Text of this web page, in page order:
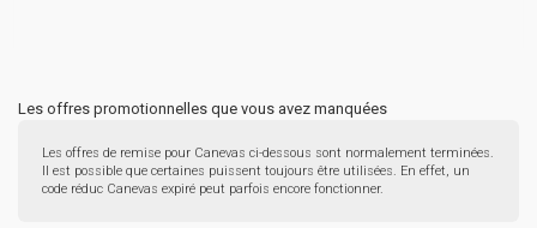
Les offres promotionnelles que vous avez manquées
Les offres de remise pour Canevas ci-dessous sont normalement terminées.
Il est possible que certaines puissent toujours être utilisées. En effet, un
code réduc Canevas expiré peut parfois encore fonctionner.